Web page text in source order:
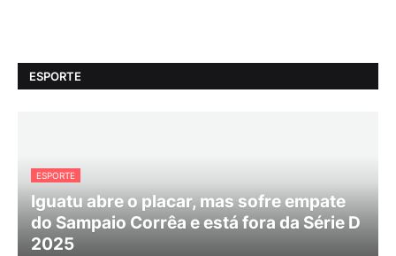
ESPORTE
ESPORTE
Iguatu abre o placar, mas sofre empate
do Sampaio Corrêa e está fora da Série D
2025